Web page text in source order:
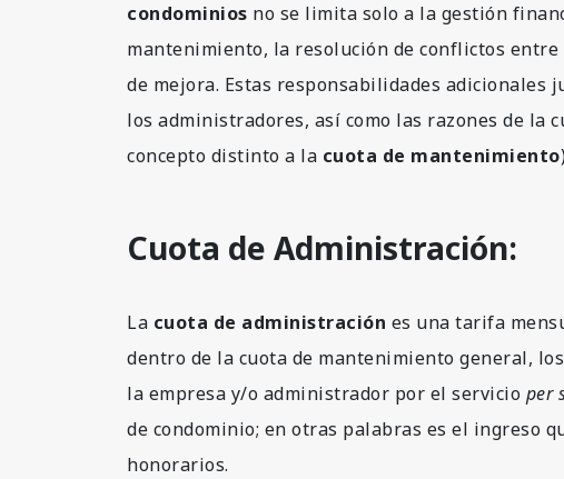
condominios no se limita solo a la gestión
mantenimiento, la resolución de conflictos
de mejora. Estas responsabilidades
los administradores, así como las razones de la
concepto distinto a la cuota de mantenimiento
Cuota de Administración:
La cuota de administración es una tarifa
dentro de la cuota de mantenimiento general,
la empresa y/o administrador por el servicio per
de condominio; en otras palabras es el ingreso
honorarios.